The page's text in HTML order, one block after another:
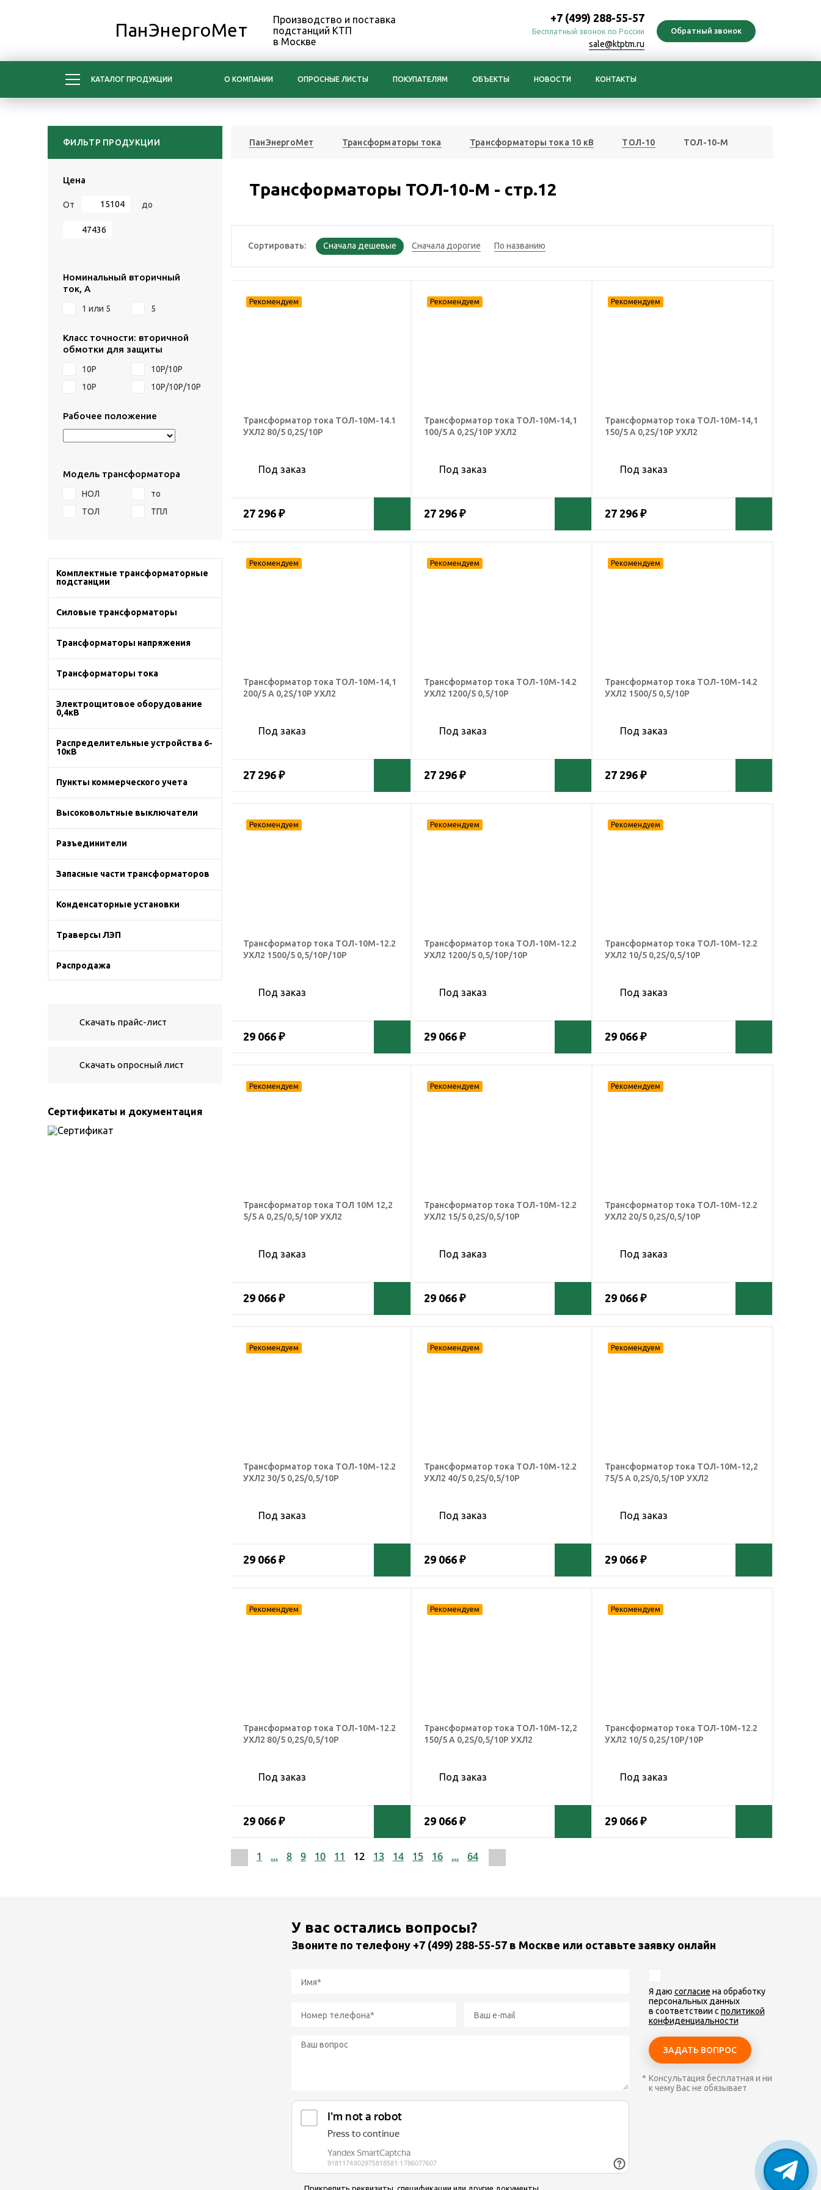
ПанЭнергоМет
Производство и поставка
подстанций КТП
в Москве
+7 (499) 288-55-57
Бесплатный звонок по России
sale@ktptm.ru
КАТАЛОГ ПРОДУКЦИИ О КОМПАНИИ ОПРОСНЫЕ ЛИСТЫ ПОКУПАТЕЛЯМ ОБЪЕКТЫ НОВОСТИ КОНТАКТЫ
ФИЛЬТР ПРОДУКЦИИ
Цена
От до
Номинальный вторичный
ток, А
1 или 5 5
Класс точности: вторичной
обмотки для защиты
10P
10P/10P
10Р
10Р/10Р/10Р
Рабочее положение
Модель трансформатора
НОЛ
то
ТОЛ
ТПЛ
Комплектные трансформаторные
подстанции
Силовые трансформаторы
Трансформаторы напряжения
Трансформаторы тока
Электрощитовое оборудование
0,4кВ
Распределительные устройства 6-
10кВ
Пункты коммерческого учета
Высоковольтные выключатели
Разъединители
Запасные части трансформаторов
Конденсаторные установки
Траверсы ЛЭП
Распродажа
Скачать прайс-лист
Скачать опросный лист
Сертификаты и документация
ПанЭнергоМет Трансформаторы тока Трансформаторы тока 10 кВ ТОЛ-10 ТОЛ-10-М
Трансформаторы ТОЛ-10-М - стр.12
Сортировать:
Трансформатор тока ТОЛ-10М-14.1
УХЛ2 80/5 0,2S/10Р
Под заказ
27 296 ₽
Трансформатор тока ТОЛ-10М-14,1
100/5 А 0,2S/10Р УХЛ2
Под заказ
27 296 ₽
Трансформатор тока ТОЛ-10М-14,1
150/5 А 0,2S/10Р УХЛ2
Под заказ
27 296 ₽
Трансформатор тока ТОЛ-10М-14,1
200/5 А 0,2S/10Р УХЛ2
Под заказ
27 296 ₽
Трансформатор тока ТОЛ-10М-14.2
УХЛ2 1200/5 0,5/10Р
Под заказ
27 296 ₽
Трансформатор тока ТОЛ-10М-14.2
УХЛ2 1500/5 0,5/10Р
Под заказ
27 296 ₽
Трансформатор тока ТОЛ-10М-12.2
УХЛ2 1500/5 0,5/10Р/10Р
Под заказ
29 066 ₽
Трансформатор тока ТОЛ-10М-12.2
УХЛ2 1200/5 0,5/10Р/10Р
Под заказ
29 066 ₽
Трансформатор тока ТОЛ-10М-12.2
УХЛ2 10/5 0,2S/0,5/10Р
Под заказ
29 066 ₽
Трансформатор тока ТОЛ 10М 12,2
5/5 А 0,2S/0,5/10Р УХЛ2
Под заказ
29 066 ₽
Трансформатор тока ТОЛ-10М-12.2
УХЛ2 15/5 0,2S/0,5/10Р
Под заказ
29 066 ₽
Трансформатор тока ТОЛ-10М-12.2
УХЛ2 20/5 0,2S/0,5/10Р
Под заказ
29 066 ₽
Трансформатор тока ТОЛ-10М-12.2
УХЛ2 30/5 0,2S/0,5/10Р
Под заказ
29 066 ₽
Трансформатор тока ТОЛ-10М-12.2
УХЛ2 40/5 0,2S/0,5/10Р
Под заказ
29 066 ₽
Трансформатор тока ТОЛ-10М-12,2
75/5 А 0,2S/0,5/10Р УХЛ2
Под заказ
29 066 ₽
Трансформатор тока ТОЛ-10М-12.2
УХЛ2 80/5 0,2S/0,5/10Р
Под заказ
29 066 ₽
Трансформатор тока ТОЛ-10М-12,2
150/5 А 0,2S/0,5/10Р УХЛ2
Под заказ
29 066 ₽
Трансформатор тока ТОЛ-10М-12.2
УХЛ2 10/5 0,2S/10Р/10Р
Под заказ
29 066 ₽
1 ... 8 9 10 11 12 13 14 15 16 ... 64
У вас остались вопросы?
Звоните по телефону +7 (499) 288-55-57 в Москве или оставьте заявку онлайн
Прикрепить реквизиты, спецификации или другие документы
Я даю согласие на обработку
персональных данных
в соответствии с политикой
конфиденциальности
Консультация бесплатная и ни
к чему Вас не обязывает